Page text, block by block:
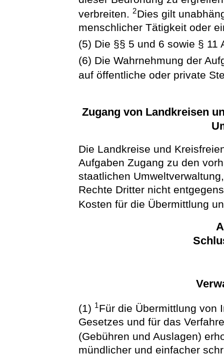
verbreiten.2Dies gilt
menschlicher Tätigkeit oder
(5) Die §§ 5 und 6 sowie §
(6) Die Wahrnehmung der
auf öffentliche oder private
Zugang von Landkreisen
Die Landkreise und
Aufgaben Zugang zu den
staatlichen
Rechte Dritter nicht
Kosten für die Übermittlung
(1) 1Für die Übermittlung von
Gesetzes und für das
(Gebühren und Auslagen)
mündlicher und einfacher